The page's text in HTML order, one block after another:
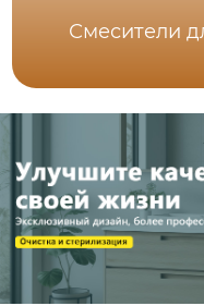
Смесители